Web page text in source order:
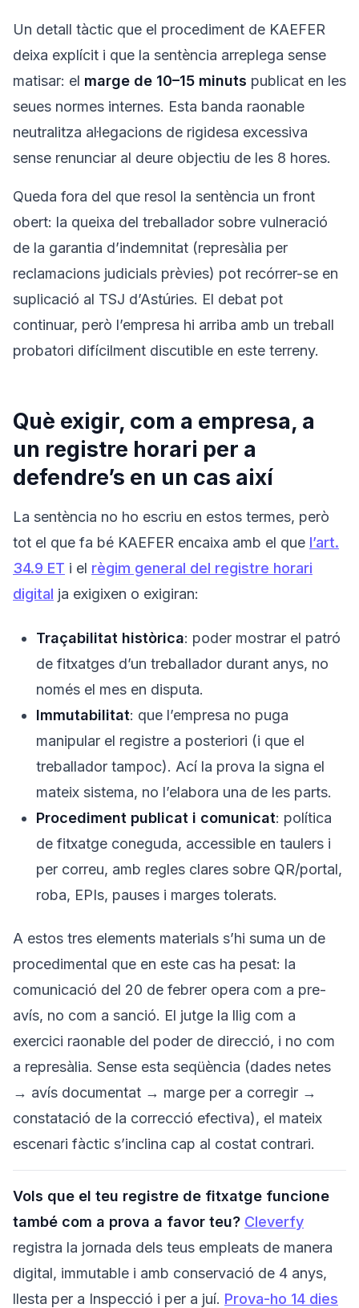
Un detall tàctic que el procediment de KAEFER
deixa explícit i que la sentència arreplega sense
matisar: el marge de 10–15 minuts publicat en les
seues normes internes. Esta banda raonable
neutralitza al·legacions de rigidesa excessiva
sense renunciar al deure objectiu de les 8 hores.
Queda fora del que resol la sentència un front
obert: la queixa del treballador sobre vulneració
de la garantia d’indemnitat (represàlia per
reclamacions judicials prèvies) pot recórrer-se en
suplicació al TSJ d’Astúries. El debat pot
continuar, però l’empresa hi arriba amb un treball
probatori difícilment discutible en este terreny.
Què exigir, com a empresa, a
un registre horari per a
defendre’s en un cas així
La sentència no ho escriu en estos termes, però
tot el que fa bé KAEFER encaixa amb el que l’art.
34.9 ET i el règim general del registre horari
digital ja exigixen o exigiran:
Traçabilitat històrica: poder mostrar el patró
de fitxatges d’un treballador durant anys, no
només el mes en disputa.
Immutabilitat: que l’empresa no puga
manipular el registre a posteriori (i que el
treballador tampoc). Ací la prova la signa el
mateix sistema, no l’elabora una de les parts.
Procediment publicat i comunicat: política
de fitxatge coneguda, accessible en taulers i
per correu, amb regles clares sobre QR/portal,
roba, EPIs, pauses i marges tolerats.
A estos tres elements materials s’hi suma un de
procedimental que en este cas ha pesat: la
comunicació del 20 de febrer opera com a pre-
avís, no com a sanció. El jutge la llig com a
exercici raonable del poder de direcció, i no com
a represàlia. Sense esta seqüència (dades netes
→ avís documentat → marge per a corregir →
constatació de la correcció efectiva), el mateix
escenari fàctic s’inclina cap al costat contrari.
Vols que el teu registre de fitxatge funcione
també com a prova a favor teu? Cleverfy
registra la jornada dels teus empleats de manera
digital, immutable i amb conservació de 4 anys,
llesta per a Inspecció i per a juí. Prova-ho 14 dies